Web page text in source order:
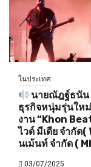
ในประเทศ
นายณัฎฐ์ธนัน
ธุรกิจหนุ่มรุ่นใหม่
งาน “Khon
ไวด์ มีเดีย จำกัด(
นเม้นท์ จำกัด (
03/07/2025